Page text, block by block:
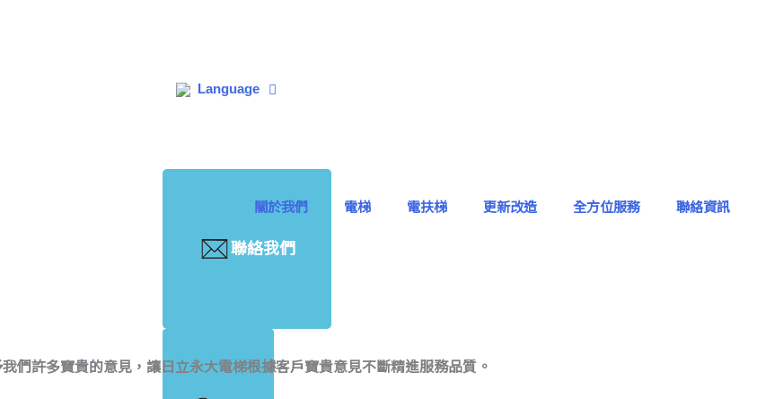
Language
聯絡我們
關於我們 電梯 電扶梯 更新改造 全方位服務 聯絡資訊
們許多寶貴的意見，讓日立永大電梯根據客戶寶貴意見不斷精進服務品質。